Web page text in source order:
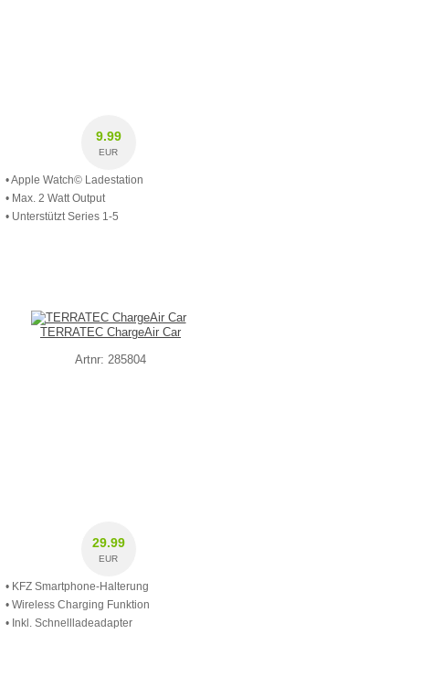
9.99
EUR
• Apple Watch© Ladestation
• Max. 2 Watt Output
• Unterstützt Series 1-5
TERRATEC ChargeAir Car
Artnr: 285804
29.99
EUR
• KFZ Smartphone-Halterung
• Wireless Charging Funktion
• Inkl. Schnellladeadapter